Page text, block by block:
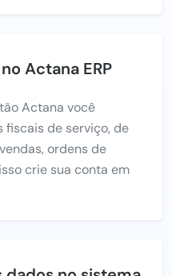
Actana ERP
Actana você
fiscais de serviço, de
ordens de
crie sua conta em